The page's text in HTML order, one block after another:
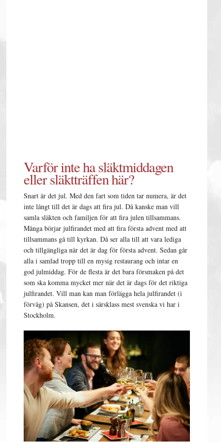
Varför inte ha släktmiddagen
eller släktträffen här?
Snart är det jul. Med den fart som tiden tar numera, är det
inte långt till det är dags att fira jul. Då kanske man vill
samla släkten och familjen för att fira julen tillsammans.
Många börjar julfirandet med att fira första advent med att
tillsammans gå till kyrkan. Då ser alla till att vara lediga
och tillgängliga när det är dag för första advent. Sedan går
alla i samlad tropp till en mysig restaurang och intar en
god julmiddag. För de flesta är det bara försmaken på det
som ska komma mycket mer när det är dags för det riktiga
julfirandet. Vill man kan man förlägga hela julfirandet (i
förväg) på Skansen, det i särsklass mest svenska vi har i
Stockholm.